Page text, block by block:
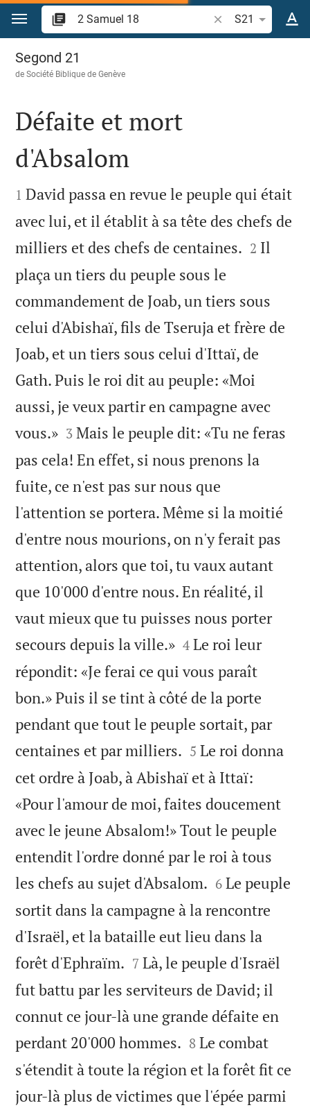
Aller vers contenu
Recherche d'un
S21
2 Samuel 18
Segond 21
deSociété Biblique de Genève

Défaite et mort
d'Absalom

1 David passa en revue le peuple qui était
avec lui, et il établit à sa tête des chefs de
milliers et des chefs de centaines. 

2 Il
plaça un tiers du peuple sous le
commandement de Joab, un tiers sous
celui d'Abishaï, fils de Tseruja et frère de
Joab, et un tiers sous celui d'Ittaï, de
Gath. Puis le roi dit au peuple: «Moi
aussi, je veux partir en campagne avec
vous.»
3 Mais le peuple dit: «Tu ne feras
pas cela! En effet, si nous prenons la
fuite, ce n'est pas sur nous que
l'attention se portera. Même si la moitié
d'entre nous mourions, on n'y ferait pas
attention, alors que toi, tu vaux autant
que 10'000 d'entre nous. En réalité, il
vaut mieux que tu puisses nous porter
secours depuis la ville.»
4 Le roi leur
répondit: «Je ferai ce qui vous paraît
bon.» Puis il se tint à côté de la porte
pendant que tout le peuple sortait, par
centaines et par milliers. 

5 Le roi donna
cet ordre à Joab, à Abishaï et à Ittaï:
«Pour l'amour de moi, faites doucement
avec le jeune Absalom!» Tout le peuple
entendit l'ordre donné par le roi à tous
les chefs au sujet d'Absalom. 

6 Le peuple
sortit dans la campagne à la rencontre
d'Israël, et la bataille eut lieu dans la
forêt d'Ephraïm. 

7 Là, le peuple d'Israël
fut battu par les serviteurs de David; il
connut ce jour-là une grande défaite en
perdant 20'000 hommes. 

8 Le combat
s'étendit à toute la région et la forêt fit ce
jour-là plus de victimes que l'épée parmi